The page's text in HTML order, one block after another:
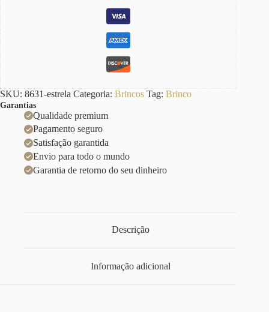
SKU: 8631-estrela Categoria: Brincos Tag: Brinco
Garantias
Qualidade premium
Pagamento seguro
Satisfação garantida
Envio para todo o mundo
Garantia de retorno do seu dinheiro
Descrição
Informação adicional